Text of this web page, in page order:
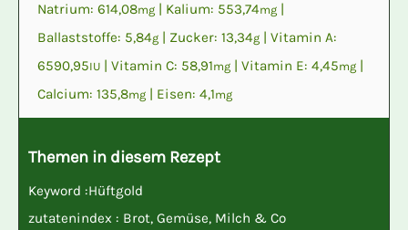
Natrium: 614,08mg | Kalium: 553,74mg |
Ballaststoffe: 5,84g | Zucker: 13,34g | Vitamin A:
6590,95IU | Vitamin C: 58,91mg | Vitamin E: 4,45mg |
Calcium: 135,8mg | Eisen: 4,1mg
Themen in diesem Rezept
Keyword :Hüftgold
zutatenindex : Brot, Gemüse, Milch & Co